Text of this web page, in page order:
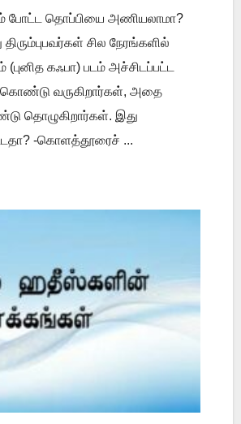
போட்ட தொப்பியை அணியலாமா?
திரும்புபவர்கள் சில நேரங்களில்
கஃபா) படம் அச்சிடப்பட்ட
வருகிறார்கள், அதை
தொழுகிறார்கள். இது
-கொளத்தூரைச் ...